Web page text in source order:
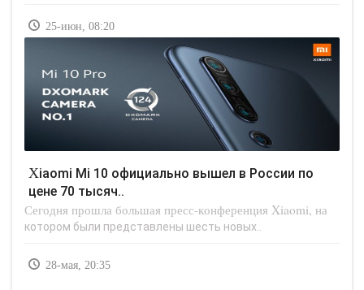
25-июн, 08:20
Xiaomi Mi 10 официально вышел в России по
цене 70 тысяч..
Сегодня прошла большая пресс-конференция Xiaomi, на
котором были представлены шесть новых..
28-мая, 20:35